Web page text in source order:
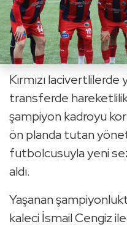
Kırmızı
transferde
şampiyon kadroyu
ön planda tutan
futbolcusuyla yeni
aldı.
Yaşanan
kaleci İsmail Cengiz